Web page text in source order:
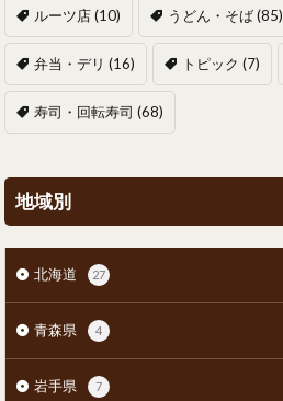
ルーツ店(10) うどん・そば(85)
弁当・デリ (16) トピック (7)
寿司・回転寿司 (68)
地域別
北海道 27
青森県 4
岩手県 7